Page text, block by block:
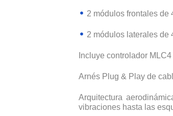
2 módulos frontales de
2 módulos laterales de
Incluye controlador
Arnés Plug & Play de
Arquitectura
vibraciones hasta las